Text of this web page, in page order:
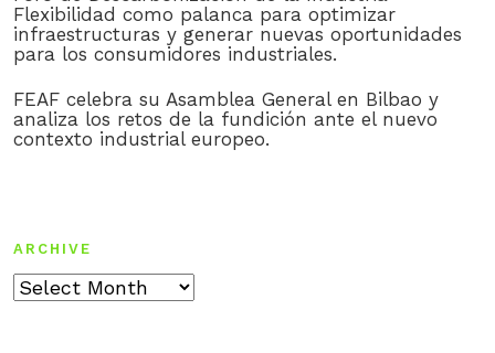
Flexibilidad como palanca para optimizar
infraestructuras y generar nuevas oportunidades
para los consumidores industriales.
FEAF celebra su Asamblea General en Bilbao y
analiza los retos de la fundición ante el nuevo
contexto industrial europeo.
ARCHIVE
Archive